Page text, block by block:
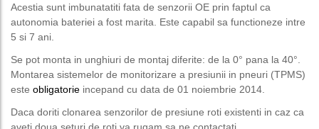
Acestia sunt imbunatatiti fata de senzorii OE prin faptul ca
autonomia bateriei a fost marita. Este capabil sa functioneze intre
5 si 7 ani.
Se pot monta in unghiuri de montaj diferite: de la 0° pana la 40°.
Montarea sistemelor de monitorizare a presiunii in pneuri (TPMS)
este obligatorie incepand cu data de 01 noiembrie 2014.
Daca doriti clonarea senzorilor de presiune roti existenti in caz ca
aveti doua seturi de roti va rugam sa ne contactati.